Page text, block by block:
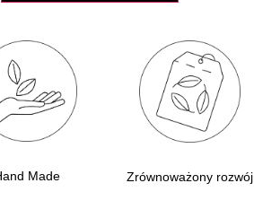
Made Zrównoważony rozwój